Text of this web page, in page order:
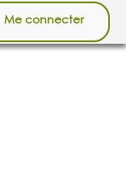
Me connecter